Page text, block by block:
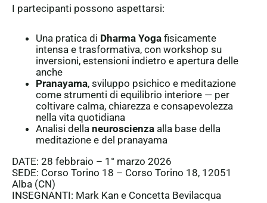
I partecipanti possono aspettarsi:
Una pratica di Dharma Yoga fisicamente
intensa e trasformativa, con workshop su
inversioni, estensioni indietro e apertura delle
anche
Pranayama, sviluppo psichico e meditazione
come strumenti di equilibrio interiore — per
coltivare calma, chiarezza e consapevolezza
nella vita quotidiana
Analisi della neuroscienza alla base della
meditazione e del pranayama
DATE: 28 febbraio – 1° marzo 2026
SEDE: Corso Torino 18 – Corso Torino 18, 12051
Alba (CN)
INSEGNANTI: Mark Kan e Concetta Bevilacqua